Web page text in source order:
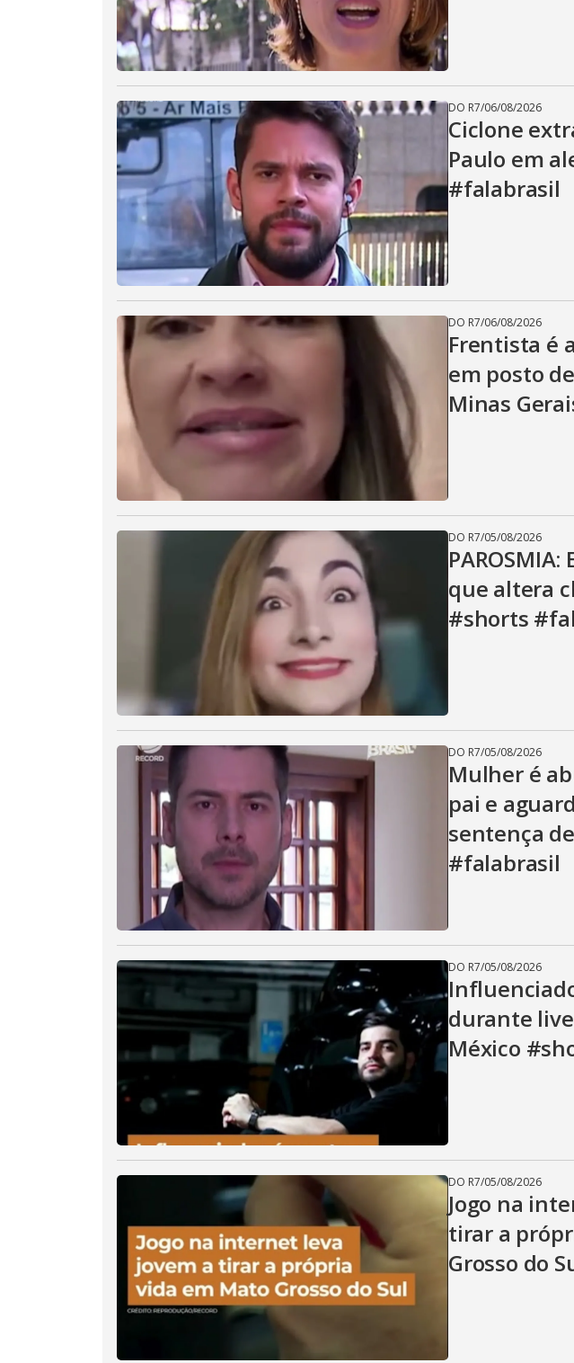
DO R7/06/08/2026
Ciclone
Paulo em
#falabrasil
DO R7/06/08/2026
Frentista é
em posto
Minas
DO R7/05/08/2026
que altera
#shorts
DO R7/05/08/2026
Mulher é
pai e
sentença
#falabrasil
DO R7/05/08/2026
durante
México
DO R7/05/08/2026
Jogo na
tirar a
Grosso do